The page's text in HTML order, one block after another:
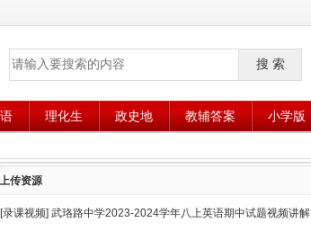
搜 索
理化生 政史地 教辅答案 小学版
传资源
[录课视频] 武珞路中学2023-2024学年八上英语期中试题视频讲解